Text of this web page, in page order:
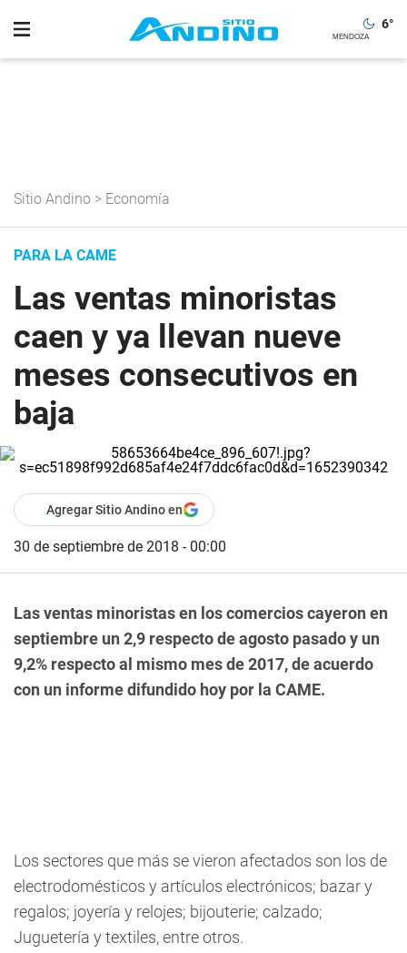
6°
Sitio Andino > Economía
PARA LA CAME
Las ventas minoristas
caen y ya llevan nueve
meses consecutivos en
baja
Agregar Sitio Andino en
30 de septiembre de 2018 - 00:00
Las ventas minoristas en los comercios cayeron en
septiembre un 2,9 respecto de agosto pasado y un
9,2% respecto al mismo mes de 2017, de acuerdo
con un informe difundido hoy por la CAME.
Los sectores que más se vieron afectados son los de
electrodomésticos y artículos electrónicos; bazar y
regalos; joyería y relojes; bijouterie; calzado;
Juguetería y textiles, entre otros.